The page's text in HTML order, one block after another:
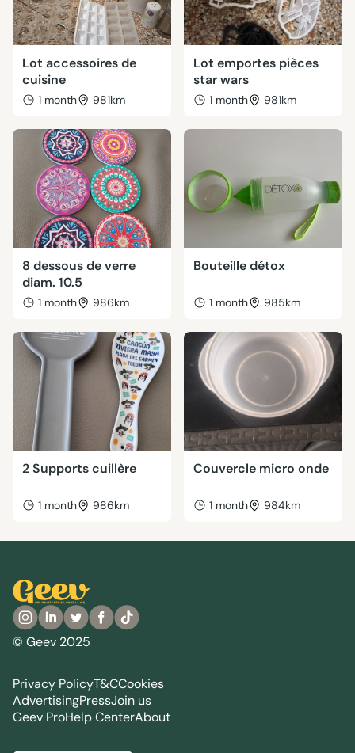
Lot accessoires de
cuisine
1 month 981km
Lot emportes pièces
star wars
1 month 981km
8 dessous de verre
diam. 10.5
1 month 986km
Bouteille détox
1 month 985km
2 Supports cuillère
1 month 986km
Couvercle micro onde
1 month 984km
© Geev 2025
Privacy PolicyT&CCookies
AdvertisingPressJoin us
Geev ProHelp CenterAbout